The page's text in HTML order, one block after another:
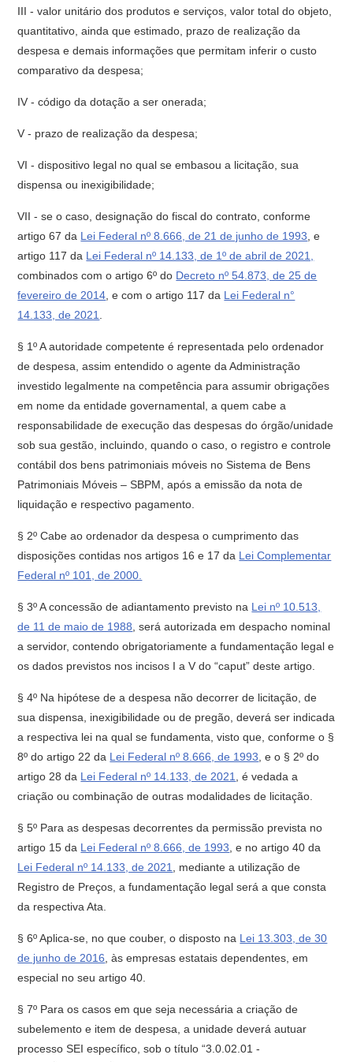
III - valor unitário dos produtos e serviços, valor total do objeto,
quantitativo, ainda que estimado, prazo de realização da
despesa e demais informações que permitam inferir o custo
comparativo da despesa;
IV - código da dotação a ser onerada;
V - prazo de realização da despesa;
VI - dispositivo legal no qual se embasou a licitação, sua
dispensa ou inexigibilidade;
VII - se o caso, designação do fiscal do contrato, conforme
artigo 67 da Lei Federal nº 8.666, de 21 de junho de 1993 , e
artigo 117 da Lei Federal nº 14.133, de 1º de abril de 2021,
combinados com o artigo 6º do Decreto nº 54.873, de 25 de
fevereiro de 2014 , e com o artigo 117 da Lei Federal n°
14.133, de 2021
§ 1º A autoridade competente é representada pelo ordenador
de despesa, assim entendido o agente da Administração
investido legalmente na competência para assumir obrigações
em nome da entidade governamental, a quem cabe a
responsabilidade de execução das despesas do órgão/unidade
sob sua gestão, incluindo, quando o caso, o registro e controle
contábil dos bens patrimoniais móveis no Sistema de Bens
Patrimoniais Móveis – SBPM, após a emissão da nota de
liquidação e respectivo pagamento.
§ 2º Cabe ao ordenador da despesa o cumprimento das
disposições contidas nos artigos 16 e 17 da Lei Complementar
Federal nº 101, de 2000.
§ 3º A concessão de adiantamento previsto na Lei nº 10.513,
de 11 de maio de 1988 , será autorizada em despacho nominal
a servidor, contendo obrigatoriamente a fundamentação legal e
os dados previstos nos incisos I a V do “caput” deste artigo.
§ 4º Na hipótese de a despesa não decorrer de licitação, de
sua dispensa, inexigibilidade ou de pregão, deverá ser indicada
a respectiva lei na qual se fundamenta, visto que, conforme o §
8º do artigo 22 da Lei Federal nº 8.666, de 1993 , e o § 2º do
artigo 28 da Lei Federal nº 14.133, de 2021
, é vedada a
criação ou combinação de outras modalidades de licitação.
§ 5º Para as despesas decorrentes da permissão prevista no
artigo 15 da Lei Federal nº 8.666, de 1993 , e no artigo 40 da
Lei Federal nº 14.133, de 2021
, mediante a utilização de
Registro de Preços, a fundamentação legal será a que consta
da respectiva Ata.
§ 6º Aplica-se, no que couber, o disposto na Lei 13.303, de 30
de junho de 2016 , às empresas estatais dependentes, em
especial no seu artigo 40.
§ 7º Para os casos em que seja necessária a criação de
subelemento e item de despesa, a unidade deverá autuar
processo SEI específico, sob o título “3.0.02.01 -